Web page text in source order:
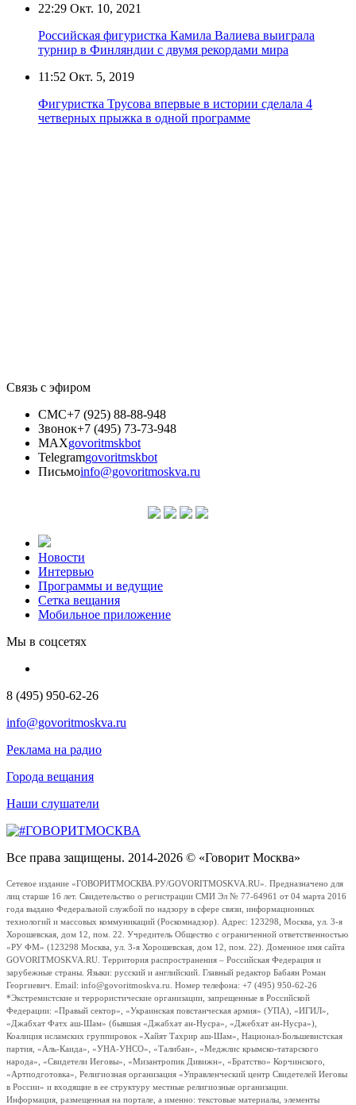
22:29 Окт. 10, 2021
Российская фигуристка Камила Валиева выиграла
турнир в Финляндии с двумя рекордами мира
11:52 Окт. 5, 2019
Фигуристка Трусова впервые в истории сделала 4
четверных прыжка в одной программе
Связь с эфиром
СМС+7 (925) 88-88-948
Звонок+7 (495) 73-73-948
MAXgovoritmskbot
Telegramgovoritmskbot
Письмоinfo@govoritmoskva.ru
Новости
Интервью
Программы и ведущие
Сетка вещания
Мобильное приложение
Мы в соцсетях
8 (495) 950-62-26
info@govoritmoskva.ru
Реклама на радио
Города вещания
Наши слушатели
Все права защищены. 2014-2026 © «Говорит Москва»
Сетевое издание «ГОВОРИТМОСКВА.РУ/GOVORITMOSKVA.RU». Предназначено для
лиц старше 16 лет. Свидетельство о регистрации СМИ Эл № 77-64961 от 04 марта 2016
года выдано Федеральной службой по надзору в сфере связи, информационных
технологий и массовых коммуникаций (Роскомнадзор). Адрес: 123298, Москва, ул. 3-я
Хорошевская, дом 12, пом. 22. Учредитель Общество с ограниченной ответственностью
«РУ ФМ» (123298 Москва, ул. 3-я Хорошевская, дом 12, пом. 22). Доменное имя сайта
GOVORITMOSKVA.RU. Территория распространения – Российская Федерация и
зарубежные страны. Языки: русский и английский. Главный редактор Бабаян Роман
Георгиевич. Email: info@govoritmoskva.ru. Номер телефона: +7 (495) 950-62-26
*Экстремистские и террористические организации, запрещенные в Российской
Федерации: «Правый сектор», «Украинская повстанческая армия» (УПА), «ИГИЛ»,
«Джабхат Фатх аш-Шам» (бывшая «Джабхат ан-Нусра», «Джебхат ан-Нусра»),
Коалиция исламских группировок «Хайят Тахрир аш-Шам», Национал-Большевистская
партия, «Аль-Каида», «УНА-УНСО», «Талибан», «Меджлис крымско-татарского
народа», «Свидетели Иеговы», «Мизантропик Дивижн», «Братство» Корчинского,
«Артподготовка», Религиозная организация «Управленческий центр Свидетелей Иеговы
в России» и входящие в ее структуру местные религиозные организации.
Информация, размещенная на портале, а именно: текстовые материалы, элементы